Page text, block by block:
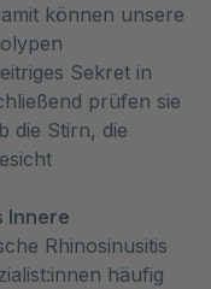
können unsere
Sekret in
prüfen sie
die Stirn, die
Innere
Rhinosinusitis
häufig